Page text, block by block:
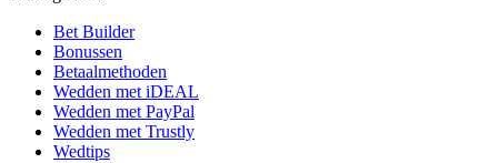
Bet Builder
Bonussen
Betaalmethoden
Wedden met iDEAL
Wedden met PayPal
Wedden met Trustly
Wedtips